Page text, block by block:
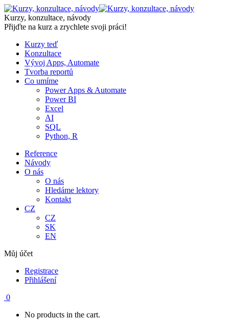
Skip
to
content
Kurzy, konzultace, návody
Přijďte na kurz a zrychlete svoji práci!
Kurzy teď
Konzultace
Vývoj Apps, Automate
Tvorba reportů
Co umíme
Power Apps & Automate
Power BI
Excel
AI
SQL
Python, R
Reference
Návody
O nás
O nás
Hledáme lektory
Kontakt
CZ
CZ
SK
EN
Můj účet
Registrace
Přihlášení
0
No products in the cart.